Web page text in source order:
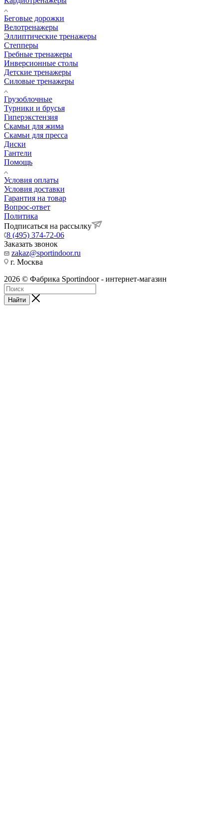
Беговые дорожки
Велотренажеры
Эллиптические тренажеры
Степперы
Гребные тренажеры
Инверсионные столы
Детские тренажеры
Силовые тренажеры
Грузоблочные
Турники и брусья
Гиперэкстензия
Скамьи для жима
Скамьи для пресса
Диски
Гантели
Помощь
Условия оплаты
Условия доставки
Гарантия на товар
Вопрос-ответ
Политика
Подписаться на рассылку
8 (495) 374-72-06
Заказать звонок
zakaz@sportindoor.ru
г. Москва
2026 © Фабрика Sportindoor - интернет-магазин
Найти